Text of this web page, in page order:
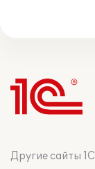
Другие сайты 1С